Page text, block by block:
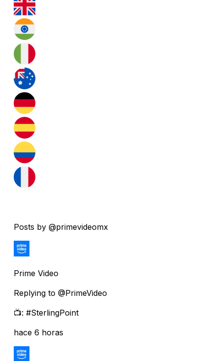
Posts by @primevideomx
Prime Video
Replying to @PrimeVideo
📺: #SterlingPoint
hace 6 horas